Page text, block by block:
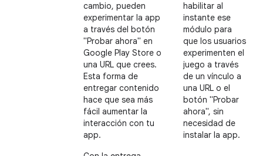
cambio, pueden
experimentar la app
a través del botón
"Probar ahora" en
Google Play Store o
una URL que crees.
Esta forma de
entregar contenido
hace que sea más
fácil aumentar la
interacción con tu
app.
habilitar al
instante ese
módulo para
que los usuarios
experimenten el
juego a través
de un vínculo a
una URL o el
botón "Probar
ahora", sin
necesidad de
instalar la app.